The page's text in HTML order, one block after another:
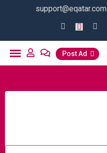
support@eqatar.com
Post Ad